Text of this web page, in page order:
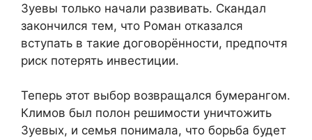
Зуевы только начали развивать. Скандал
закончился тем, что Роман отказался
вступать в такие договорённости, предпочтя
риск потерять инвестиции.
Теперь этот выбор возвращался бумерангом.
Климов был полон решимости уничтожить
Зуевых, и семья понимала, что борьба будет